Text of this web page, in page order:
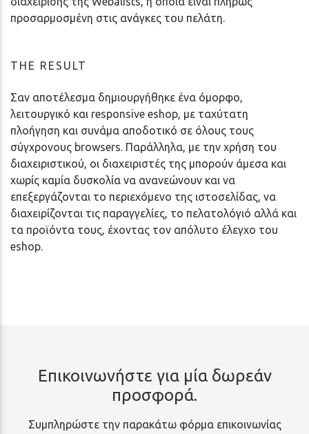
προσαρμοσμένη στις ανάγκες του πελάτη.
THE RESULT
Σαν αποτέλεσμα δημιουργήθηκε ένα όμορφο,
λειτουργικό και responsive eshop, με ταχύτατη
πλοήγηση και συνάμα αποδοτικό σε όλους τους
σύγχρονους browsers. Παράλληλα, με την χρήση του
διαχειριστικού, οι διαχειριστές της μπορούν άμεσα και
χωρίς καμία δυσκολία να ανανεώνουν και να
επεξεργάζονται το περιεχόμενο της ιστοσελίδας, να
διαχειρίζονται τις παραγγελίες, το πελατολόγιό αλλά και
τα προϊόντα τους, έχοντας τον απόλυτο έλεγχο του
eshop.
Επικοινωνήστε για μία δωρεάν
προσφορά.
Συμπληρώστε την παρακάτω φόρμα επικοινωνίας